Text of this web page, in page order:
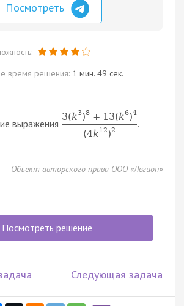
Посмотреть
время решения: 1 мин. 49 сек.
выражения
3(k3)8 + 13(k6)4
(4k12)2 .
Объект авторского права ООО «Легион»
Посмотреть решение
Следующая задача